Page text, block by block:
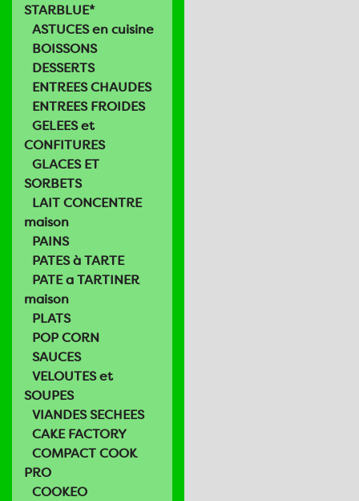
STARBLUE*
ASTUCES en cuisine
BOISSONS
DESSERTS
ENTREES CHAUDES
ENTREES FROIDES
GELEES et
CONFITURES
GLACES ET
SORBETS
LAIT CONCENTRE
maison
PAINS
PATES à TARTE
PATE a TARTINER
maison
PLATS
POP CORN
SAUCES
VELOUTES et
SOUPES
VIANDES SECHEES
CAKE FACTORY
COMPACT COOK
PRO
COOKEO